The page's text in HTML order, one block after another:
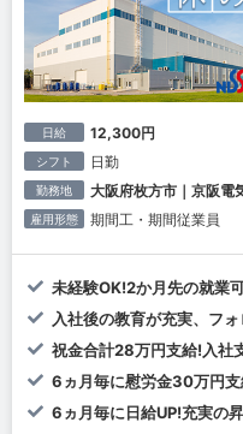
日給 12,300円
シフト 日勤
勤務地 大阪府枚方市｜京阪
雇用形態 期間工・期間従業員
未経験OK!2か月先の就業
入社後の教育が充実、フ
祝金合計28万円支給!入社
6ヵ月毎に慰労金30万円
6ヵ月毎に日給UP!充実の